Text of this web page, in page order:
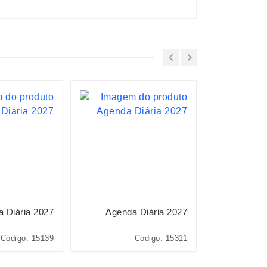
Diária 2027
Código: 15139
Agenda Diária 2027
Código: 15311